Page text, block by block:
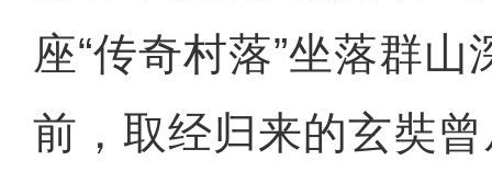
座“传奇村落”坐落群
前，取经归来的玄奘